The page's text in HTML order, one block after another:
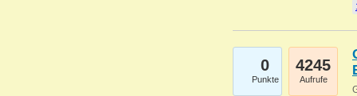
0
Punkte
4245
Aufrufe